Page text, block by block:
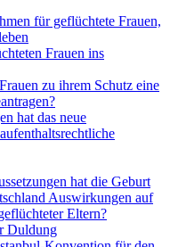
für geflüchtete Frauen,
Frauen ins
zu ihrem Schutz eine
hat das neue
hat die Geburt
Auswirkungen auf
Eltern?
Duldung